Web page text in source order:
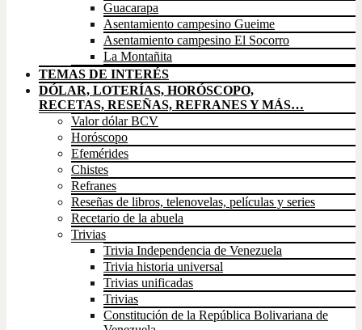
Guacarapa
Asentamiento campesino Gueime
Asentamiento campesino El Socorro
La Montañita
TEMAS DE INTERÉS
DÓLAR, LOTERÍAS, HORÓSCOPO,
RECETAS, RESEÑAS, REFRANES Y MÁS…
Valor dólar BCV
Horóscopo
Efemérides
Chistes
Refranes
Reseñas de libros, telenovelas, películas y series
Recetario de la abuela
Trivias
Trivia Independencia de Venezuela
Trivia historia universal
Trivias unificadas
Trivias
Constitución de la República Bolivariana de